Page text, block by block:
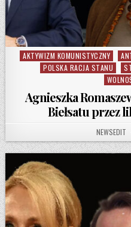
Posted in
AKTYWIZM KOMUNISTYCZNY
POLSKA RACJA STANU
Agnieszka
Biełsatu przez
AUTHOR:
NEWSEDIT